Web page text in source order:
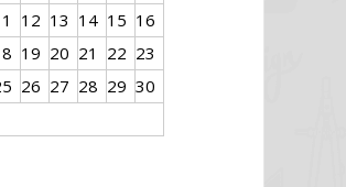
12 13 14 15 16
19 20 21 22 23
26 27 28 29 30